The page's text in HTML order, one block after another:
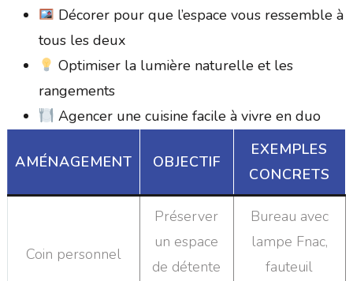
Décorer pour que l’espace vous ressemble à
tous les deux
Optimiser la lumière naturelle et les
rangements
Agencer une cuisine facile à vivre en duo
AMÉNAGEMENT OBJECTIF
EXEMPLES
CONCRETS
Coin personnel
Préserver
un espace
de détente
Bureau avec
lampe Fnac,
fauteuil